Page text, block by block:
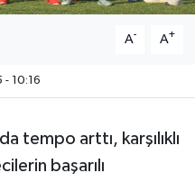
A- A+
- 10:16
tempo arttı, karşılıklı
başarılı